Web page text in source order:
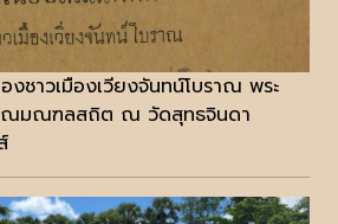
ชาวเมืองเวียงจันทน์โบราณ พระ
คณมณฑลสถิต ณ วัดสุทธจินดา